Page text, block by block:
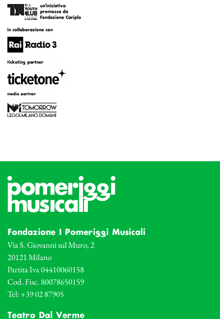
Fondazione I Pomeriggi Musicali
Via S. Giovanni sul Muro, 2
20121 Milano
Partita Iva 04410060158
Cod. Fisc. 80078650159
Tel: +39 02 87905
Teatro Dal Verme